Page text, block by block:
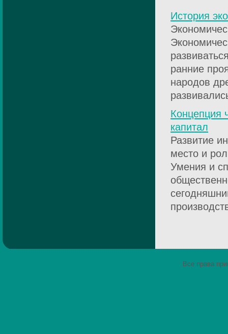
История
ранние
народов
Концепция
капитал
Развитие
место и
Умения и
Все права